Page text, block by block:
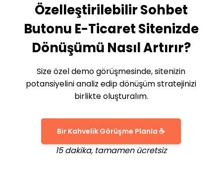
Özelleştirilebilir Sohbet
Butonu E-Ticaret Sitenizde
Dönüşümü Nasıl Artırır?
Size özel demo görüşmesinde, sitenizin
potansiyelini analiz edip dönüşüm stratejinizi
birlikte oluşturalım.
Bir Kahvelik Görüşme Planla ☕
15 dakika, tamamen ücretsiz